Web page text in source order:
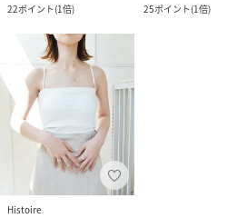
22ポイント(1倍)
25ポイント(1倍)
Histoire